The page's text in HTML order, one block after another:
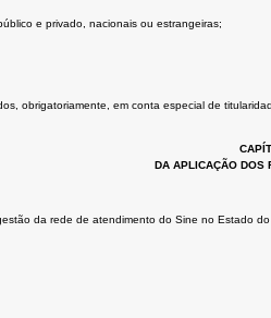
e privado, nacionais ou estrangeiras;
obrigatoriamente, em conta especial de
DA APLICAÇÃO DOS
da rede de atendimento do Sine no Estado